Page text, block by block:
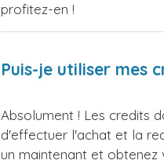
profitez-en !
Puis-je utiliser mes
Absolument ! Les credits
d'effectuer l'achat et la
un maintenant et